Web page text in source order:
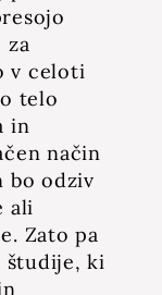
za
v celoti
telo
in
način
bo odziv
ali
Zato pa
študije, ki